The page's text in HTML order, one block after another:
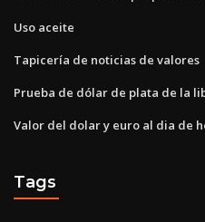
Uso aceite
Tapicería de noticias de valores
Prueba de dólar de plata de la
Valor del dolar y euro al dia de
Tags